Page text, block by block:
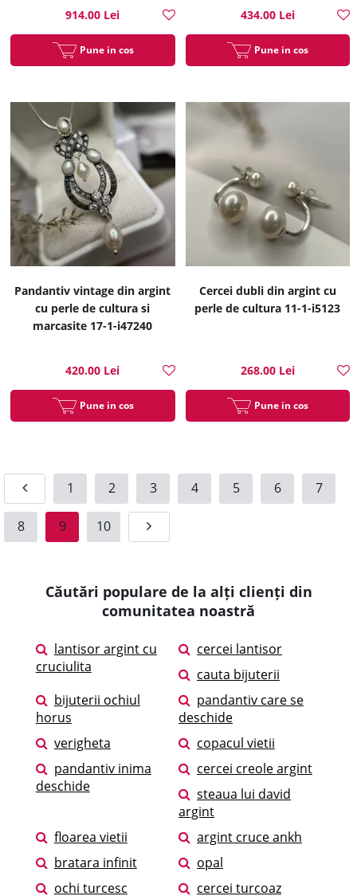
914.00 Lei
Pune in cos
434.00 Lei
Pune in cos
Pandantiv vintage din argint
cu perle de cultura si
marcasite 17-1-i47240
420.00 Lei
Pune in cos
Cercei dubli din argint cu
perle de cultura 11-1-i5123
268.00 Lei
Pune in cos
1 2 3 4 5 6 7
8 9 10
Căutări populare de la alți clienți din
comunitatea noastră
lantisor argint cu
cruciulita
cercei lantisor
cauta bijuterii
bijuterii ochiul
horus
pandantiv care se
deschide
verigheta
copacul vietii
pandantiv inima
deschide
cercei creole argint
steaua lui david
argint
floarea vietii
argint cruce ankh
bratara infinit
opal
ochi turcesc
cercei turcoaz